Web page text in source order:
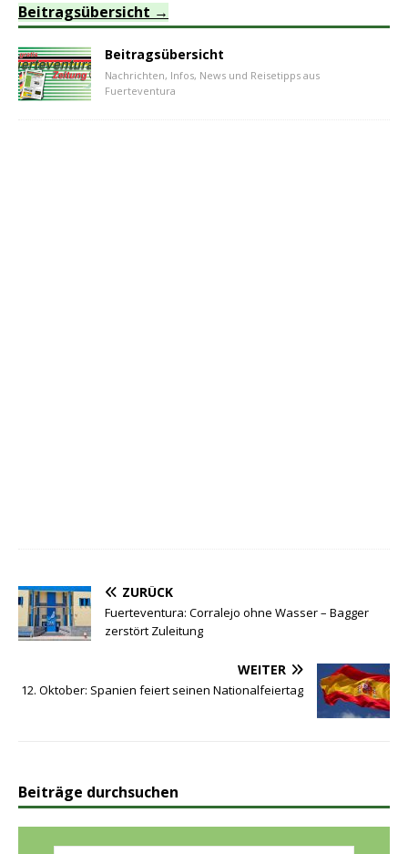
Beitragsübersicht
Beitragsübersicht
Nachrichten, Infos, News und Reisetipps aus
Fuerteventura
ZURÜCK
Fuerteventura: Corralejo ohne Wasser – Bagger
zerstört Zuleitung
WEITER
12. Oktober: Spanien feiert seinen Nationalfeiertag
Beiträge durchsuchen